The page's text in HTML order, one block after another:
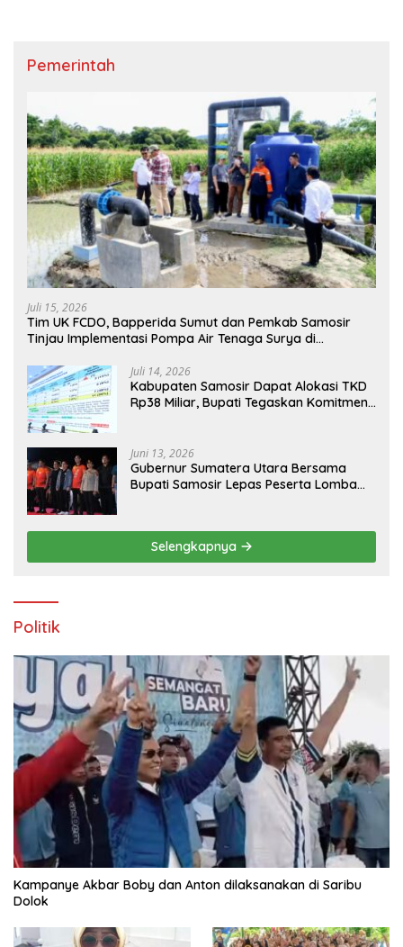
Pemerintah
Juli 15, 2026
Tim UK FCDO, Bapperida Sumut dan Pemkab Samosir
Tinjau Implementasi Pompa Air Tenaga Surya di
Juli 14, 2026
Kabupaten Samosir Dapat Alokasi TKD
Rp38 Miliar, Bupati Tegaskan Komitmen
Juni 13, 2026
Gubernur Sumatera Utara Bersama
Bupati Samosir Lepas Peserta Lomba
Selengkapnya
Politik
Kampanye Akbar Boby dan Anton dilaksanakan di Saribu
Dolok